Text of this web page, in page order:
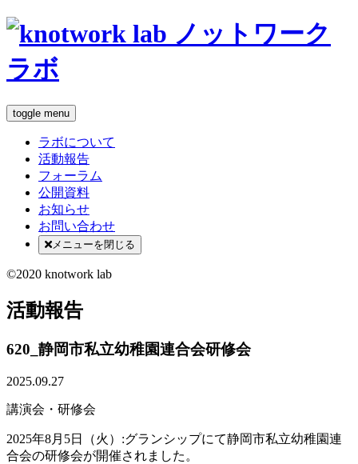
toggle menu
ラボについて
活動報告
フォーラム
公開資料
お知らせ
お問い合わせ
メニューを閉じる
©2020 knotwork lab
活動報告
620_静岡市私立幼稚園連合会研修会
2025.09.27
講演会・研修会
2025年8月5日（火）:グランシップにて静岡市私立幼稚園連
合会の研修会が開催されました。